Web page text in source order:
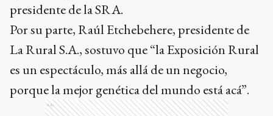
presidente de la SRA.
Por su parte, Raúl Etchebehere, presidente de
La Rural S.A., sostuvo que “la Exposición Rural
es un espectáculo, más allá de un negocio,
porque la mejor genética del mundo está acá”.
Ads